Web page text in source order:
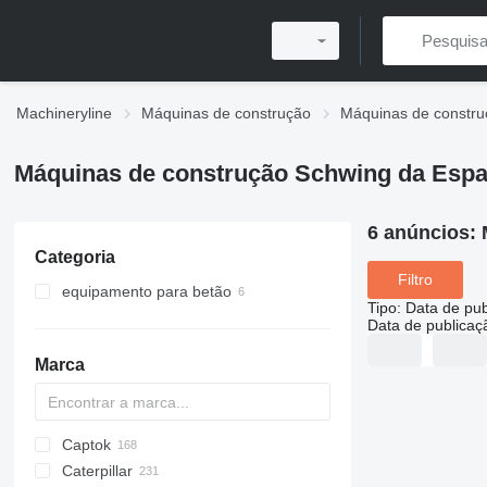
Machineryline Máquinas de construção Máquinas de
Máquinas de construção Schwing da
Categoria
equipamento para betão
Marca
Titan
X-Series
AC
AP
ROC
1604
AR
BF
BW
TW
331
430
GSH
Leonardo
Captok
CK
40XT
Caterpillar
6 anúncios:
Filtro
Tipo: Data de
Data de